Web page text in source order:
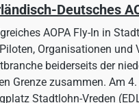
Deutsches
AOPA Fly-In in
Organisationen und
beiderseits der
Grenze zusammen. Am
Stadtlohn-Vreden